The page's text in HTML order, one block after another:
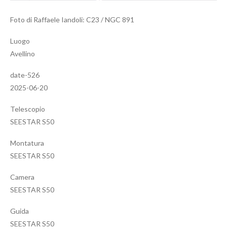
Foto di Raffaele Iandoli: C23 / NGC 891
Luogo
Avellino
date-526
2025-06-20
Telescopio
SEESTAR S50
Montatura
SEESTAR S50
Camera
SEESTAR S50
Guida
SEESTAR S50